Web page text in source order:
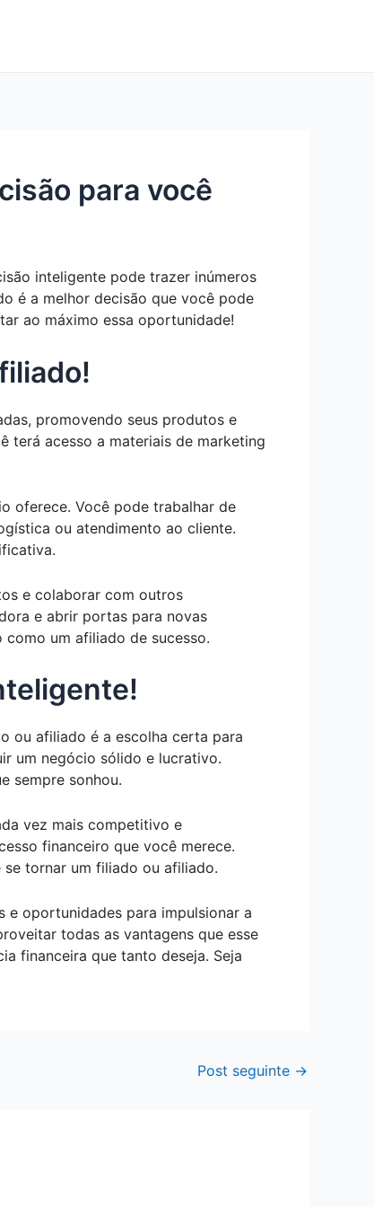
para você
inteligente pode trazer inúmeros
é a melhor decisão que você pode
ao máximo essa oportunidade!
promovendo seus produtos e
terá acesso a materiais de marketing
oferece. Você pode trabalhar de
ou atendimento ao cliente.
e colaborar com outros
e abrir portas para novas
um afiliado de sucesso.
ou afiliado é a escolha certa para
um negócio sólido e lucrativo.
sempre sonhou.
vez mais competitivo e
financeiro que você merece.
tornar um filiado ou afiliado.
oportunidades para impulsionar a
todas as vantagens que esse
financeira que tanto deseja. Seja
Post seguinte →